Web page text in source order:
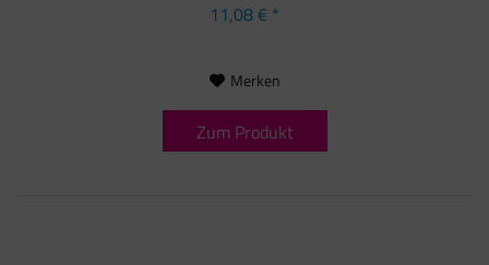
11,08 € *
Merken
Zum Produkt